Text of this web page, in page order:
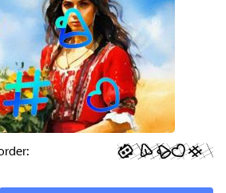
Темрюк
41-90 +7 (861) 298-41-90
дом 269/10А
ЗАКАЗАТЬ ЗВОНОК